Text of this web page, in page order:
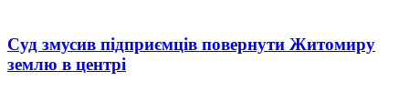
Суд змусив підприємців повернути Житомиру
землю в центрі